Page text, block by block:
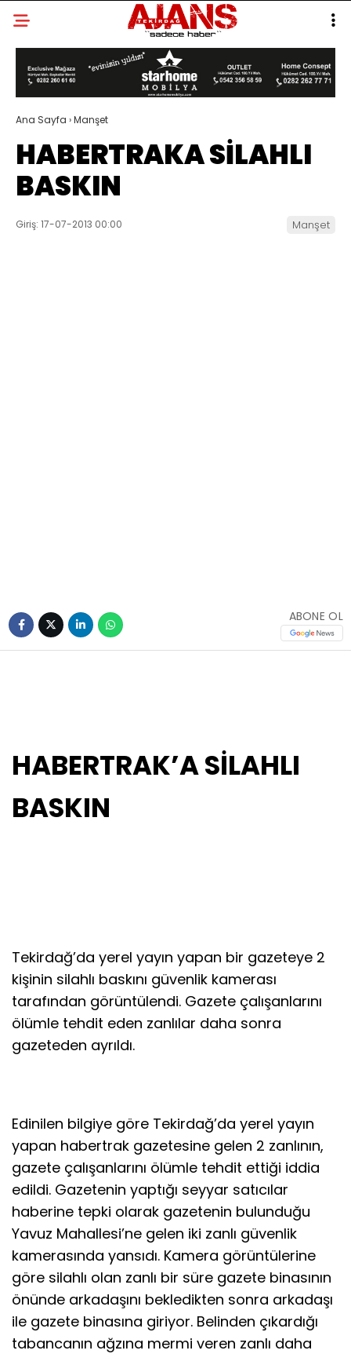
Ana Sayfa ›Manşet
HABERTRAKA SİLAHLI
BASKIN
Giriş: 17-07-2013 00:00 Manşet
ABONE OL
HABERTRAK’A SİLAHLI
BASKIN
Tekirdağ’da yerel yayın yapan bir gazeteye 2
kişinin silahlı baskını güvenlik kamerası
tarafından görüntülendi. Gazete çalışanlarını
ölümle tehdit eden zanlılar daha sonra
gazeteden ayrıldı.
Edinilen bilgiye göre Tekirdağ’da yerel yayın
yapan habertrak gazetesine gelen 2 zanlının,
gazete çalışanlarını ölümle tehdit ettiği iddia
edildi. Gazetenin yaptığı seyyar satıcılar
haberine tepki olarak gazetenin bulunduğu
Yavuz Mahallesi’ne gelen iki zanlı güvenlik
kamerasında yansıdı. Kamera görüntülerine
göre silahlı olan zanlı bir süre gazete binasının
önünde arkadaşını bekledikten sonra arkadaşı
ile gazete binasına giriyor. Belinden çıkardığı
tabancanın ağzına mermi veren zanlı daha